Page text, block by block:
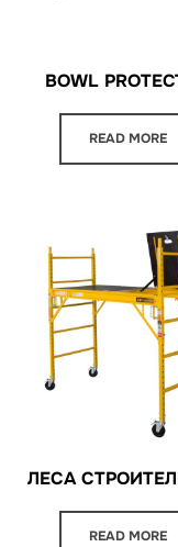
BOWL
READ MORE
ЛЕСА
READ MORE